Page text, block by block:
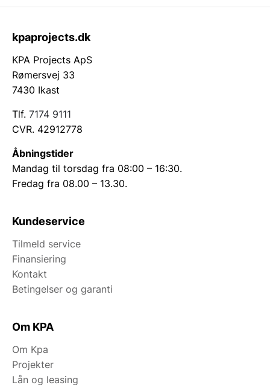
kpaprojects.dk
KPA Projects ApS
Rømersvej 33
7430 Ikast
Tlf. 7174 9111
CVR. 42912778
Åbningstider
Mandag til torsdag fra 08:00 – 16:30.
Fredag fra 08.00 – 13.30.
Kundeservice
Tilmeld service
Finansiering
Kontakt
Betingelser og garanti
Om KPA
Om Kpa
Projekter
Lån og leasing